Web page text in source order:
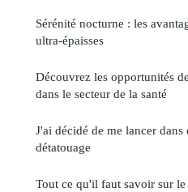
Sérénité nocturne : les
ultra-épaisses
Découvrez les opportunités
dans le secteur de la santé
J'ai décidé de me lancer dans
détatouage
Tout ce qu'il faut savoir sur le